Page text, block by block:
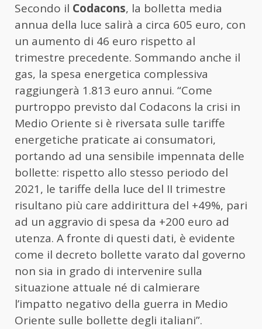
Secondo il Codacons, la bolletta media
annua della luce salirà a circa 605 euro, con
un aumento di 46 euro rispetto al
trimestre precedente. Sommando anche il
gas, la spesa energetica complessiva
raggiungerà 1.813 euro annui. “Come
purtroppo previsto dal Codacons la crisi in
Medio Oriente si è riversata sulle tariffe
energetiche praticate ai consumatori,
portando ad una sensibile impennata delle
bollette: rispetto allo stesso periodo del
2021, le tariffe della luce del II trimestre
risultano più care addirittura del +49%, pari
ad un aggravio di spesa da +200 euro ad
utenza. A fronte di questi dati, è evidente
come il decreto bollette varato dal governo
non sia in grado di intervenire sulla
situazione attuale né di calmierare
l’impatto negativo della guerra in Medio
Oriente sulle bollette degli italiani”.